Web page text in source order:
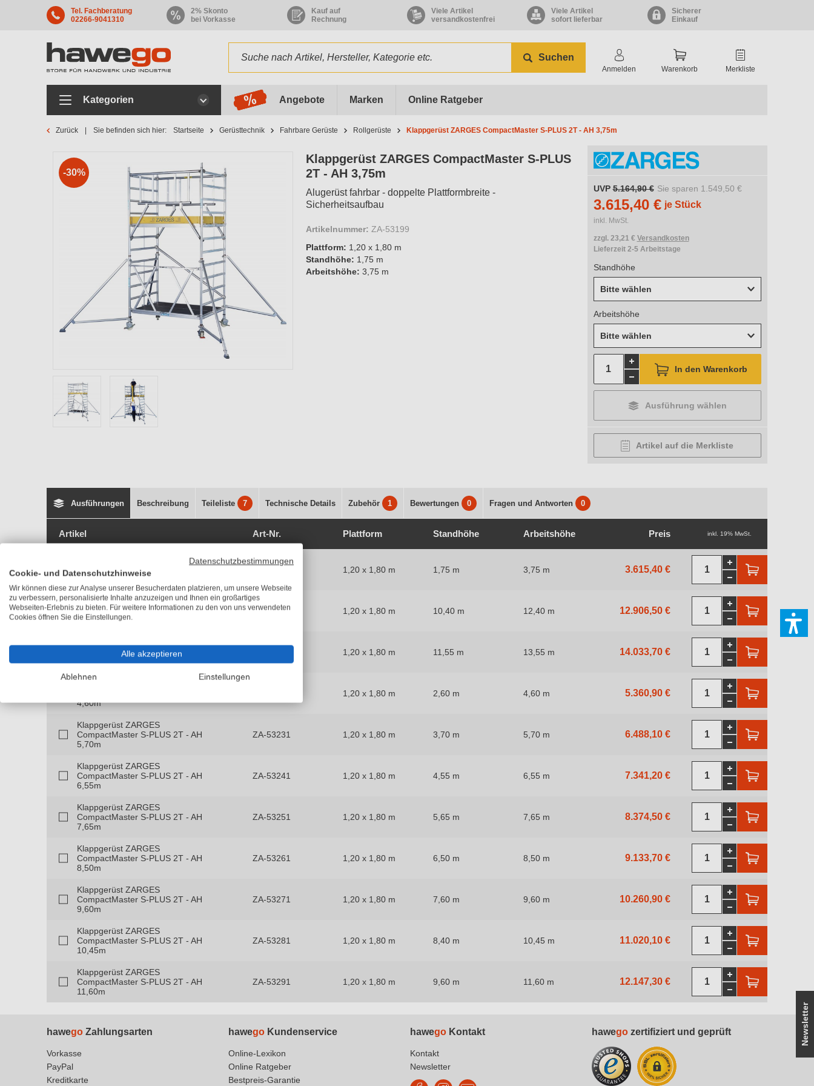
Tel. Fachberatung
02266-9041310
2% Skonto
bei Vorkasse
Kauf auf
Rechnung
Viele Artikel
versandkostenfrei
Viele Artikel
sofort lieferbar
Sicherer
Einkauf
Suchen
Anmelden Warenkorb Merkliste
Kategorien Angebote Marken Online Ratgeber
Zurück Sie befinden sich hier: Startseite Gerüsttechnik Fahrbare Gerüste Rollgerüste Klappgerüst ZARGES CompactMaster S-PLUS 2T - AH 3,75m
-30%
Klappgerüst ZARGES CompactMaster S-PLUS
2T - AH 3,75m
Alugerüst fahrbar - doppelte Plattformbreite -
Sicherheitsaufbau
Artikelnummer: ZA-53199
Plattform: 1,20 x 1,80 m
Standhöhe: 1,75 m
Arbeitshöhe: 3,75 m
UVP5.164,90 € Sie sparen 1.549,50 €
3.615,40 € je Stück
inkl. MwSt.
zzgl. 23,21 € Versandkosten
Lieferzeit 2-5 Arbeitstage
Standhöhe
Bitte wählen
Arbeitshöhe
Bitte wählen
In den Warenkorb
Ausführung wählen
Artikel auf die Merkliste
Ausführungen Beschreibung Teileliste 7 Technische Details Zubehör 1 Bewertungen 0 Fragen und Antworten 0
Artikel Art-Nr. Plattform Standhöhe Arbeitshöhe Preis inkl. 19% MwSt.
CompactMaster S-PLUS 2T - AH
3,75m
1,20 x 1,80 m 1,75 m 3,75 m 3.615,40 €
Klappgerüst ZARGES
CompactMaster S-PLUS 2T - AH
12,40m
ZA-53201 1,20 x 1,80 m 10,40 m 12,40 m 12.906,50 €
CompactMaster S-PLUS 2T - AH
13,55m
1,20 x 1,80 m 11,55 m 13,55 m 14.033,70 €
4,60m
1,20 x 1,80 m 2,60 m 4,60 m 5.360,90 €
Klappgerüst ZARGES
CompactMaster S-PLUS 2T - AH
5,70m
ZA-53231 1,20 x 1,80 m 3,70 m 5,70 m 6.488,10 €
Klappgerüst ZARGES
CompactMaster S-PLUS 2T - AH
6,55m
ZA-53241 1,20 x 1,80 m 4,55 m 6,55 m 7.341,20 €
Klappgerüst ZARGES
CompactMaster S-PLUS 2T - AH
7,65m
ZA-53251 1,20 x 1,80 m 5,65 m 7,65 m 8.374,50 €
Klappgerüst ZARGES
CompactMaster S-PLUS 2T - AH
8,50m
ZA-53261 1,20 x 1,80 m 6,50 m 8,50 m 9.133,70 €
Klappgerüst ZARGES
CompactMaster S-PLUS 2T - AH
9,60m
ZA-53271 1,20 x 1,80 m 7,60 m 9,60 m 10.260,90 €
Klappgerüst ZARGES
CompactMaster S-PLUS 2T - AH
10,45m
ZA-53281 1,20 x 1,80 m 8,40 m 10,45 m 11.020,10 €
Klappgerüst ZARGES
CompactMaster S-PLUS 2T - AH
11,60m
ZA-53291 1,20 x 1,80 m 9,60 m 11,60 m 12.147,30 €
Newsletter
hawego Zahlungsarten
Vorkasse
PayPal
Kreditkarte
hawego Kundenservice
Online-Lexikon
Online Ratgeber
Bestpreis-Garantie
hawego Kontakt
Kontakt
Newsletter
hawego zertifiziert und geprüft
Datenschutzbestimmungen
Cookie- und Datenschutzhinweise
Wir können diese zur Analyse unserer Besucherdaten platzieren, um unsere Webseite
zu verbessern, personalisierte Inhalte anzuzeigen und Ihnen ein großartiges
Webseiten-Erlebnis zu bieten. Für weitere Informationen zu den von uns verwendeten
Cookies öffnen Sie die Einstellungen.
Alle akzeptieren
Ablehnen Einstellungen